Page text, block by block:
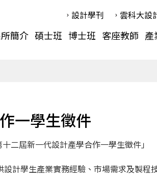
簡介 碩士班 博士班 客座教師 產
設計學刊 雲科⼤設
一學生徵件
二屆新一代設計產學合作一學生徵件」
計學生產業實務經驗、市場需求及製程